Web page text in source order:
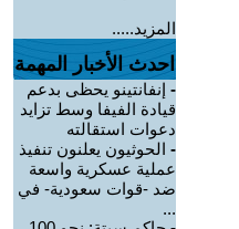
المزيد.....
احدث الأخبار المهمة
- إنفانتينو يحظى بدعم
قيادة الفيفا وسط تزايد
دعوات استقالته
- الحوثيون يعلنون تنفيذ
عملية عسكرية واسعة
ضد -قوات سعودية- في
...